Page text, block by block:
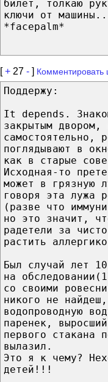
билет, толкаю
ключи от
*facepalm*
[+ 27 - ] Комментировать
Поддержу:
It depends.
закрытым
самостоятельно,
поглядывают в
как в старые
Исходная-то
может в грязную
говоря эта лужа
(разве что
но это значит,
радетели за
растить
Был случай лет
на
со своими
никого не
водопроводную
паренек,
первого стакана
вылазил.
Это я к чему?
детей!!!